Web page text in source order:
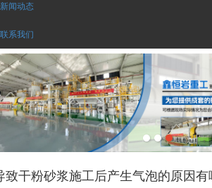
新闻动态
联系我们
致干粉砂浆施工后产生气泡的原因